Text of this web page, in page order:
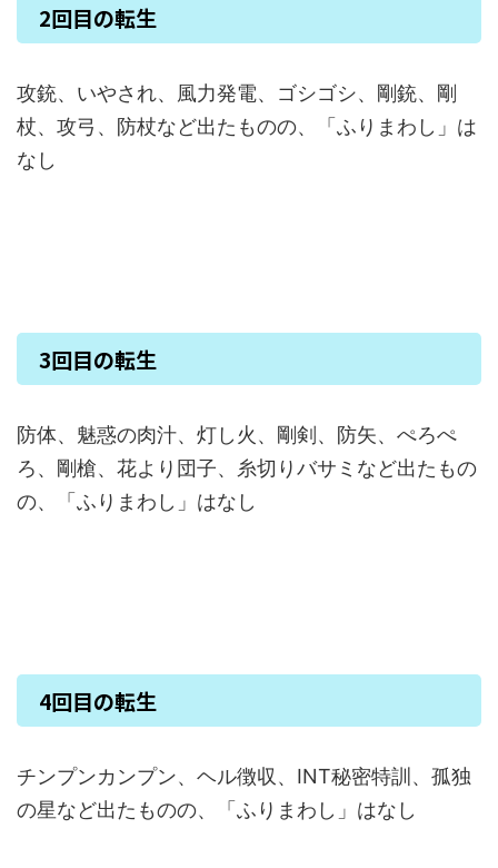
2回目の転生
攻銃、いやされ、風力発電、ゴシゴシ、剛銃、剛
杖、攻弓、防杖など出たものの、「ふりまわし」は
なし
3回目の転生
防体、魅惑の肉汁、灯し火、剛剣、防矢、ぺろぺ
ろ、剛槍、花より団子、糸切りバサミなど出たもの
の、「ふりまわし」はなし
4回目の転生
チンプンカンプン、ヘル徴収、INT秘密特訓、孤独
の星など出たものの、「ふりまわし」はなし